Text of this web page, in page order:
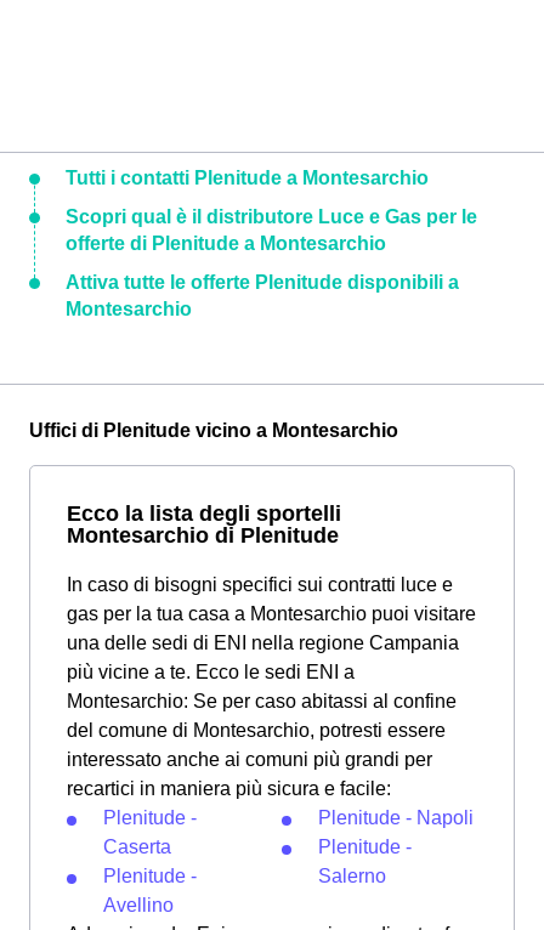
Tutti i contatti Plenitude a Montesarchio
Scopri qual è il distributore Luce e Gas per le
offerte di Plenitude a Montesarchio
Attiva tutte le offerte Plenitude disponibili a
Montesarchio
Uffici di Plenitude vicino a Montesarchio
Ecco la lista degli sportelli
Montesarchio di Plenitude
In caso di bisogni specifici sui contratti luce e
gas per la tua casa a Montesarchio puoi visitare
una delle sedi di ENI nella regione Campania
più vicine a te. Ecco le sedi ENI a
Montesarchio: Se per caso abitassi al confine
del comune di Montesarchio, potresti essere
interessato anche ai comuni più grandi per
recartici in maniera più sicura e facile:
Plenitude -
Caserta
Plenitude -
Avellino
Plenitude - Napoli
Plenitude -
Salerno